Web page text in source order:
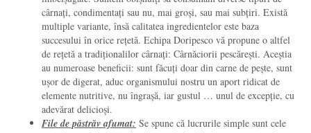
cârnați, condimentați sau nu, mai groși, sau mai subțiri. Există
multiple variante, însă calitatea ingredientelor este baza
succesului în orice rețetă. Echipa Doripesco vă propune o altfel
de rețetă a tradiționalilor cârnați: Cârnăciorii pescărești. Aceștia
au numeroase beneficii: sunt făcuți doar din carne de pește, sunt
ușor de digerat, aduc organismului nostru un aport ridicat de
elemente nutritive, nu îngrașă, iar gustul … unul de excepție, cu
adevărat delicioși.
File de păstrăv afumat: Se spune că lucrurile simple sunt cele